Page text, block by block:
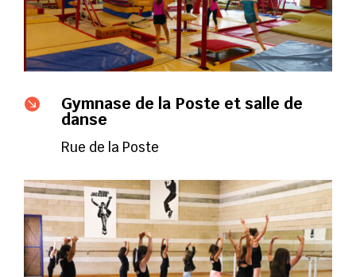
 Gymnase de la Poste et salle de
danse
Rue de la Poste